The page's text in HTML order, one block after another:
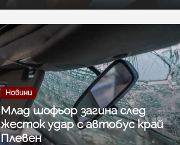
Новини
Млад шофьор загина след
жесток удар с автобус край
Плевен